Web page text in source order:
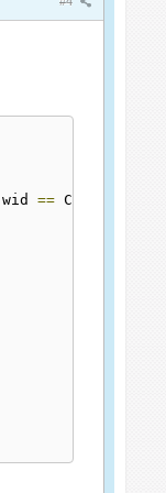
wid ==